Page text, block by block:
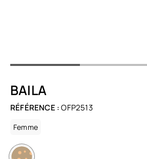
BAILA
RÉFÉRENCE :OFP2513
Femme